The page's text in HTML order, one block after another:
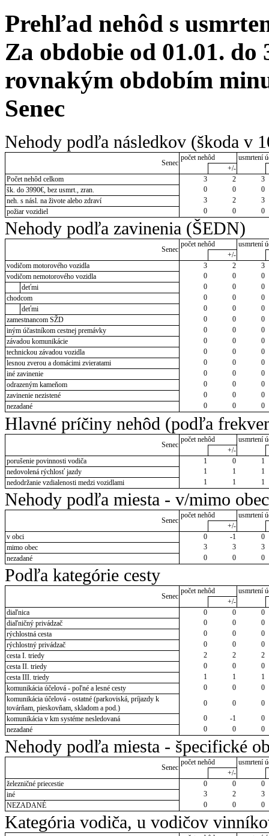
Prehľad nehôd s
Za obdobie od 01.01. do
rovnakým obdobím
Senec
Nehody podľa následkov (škoda v
Senec
počet nehôd
usmrtení
+/-
Počet nehôd celkom
3 2
3
šk. do 3990€, bez usmrt., zran.
0 0
0
neh. s násl. na živote alebo zdraví
3 2
3
požiar vozidiel
0 0 0
Nehody podľa zavinenia (ŠEDN)
Senec
počet nehôd
usmrtení
+/-
vodičom motorového vozidla
3 2
3
vodičom nemotorového vozidla
0 0
0
deťmi
0 0
0
chodcom
0 0
0
deťmi
0 0
0
zamestnancom SŽD
0 0
0
iným účastníkom cestnej premávky
0 0
0
závadou komunikácie
0 0
0
technickou závadou vozidla
0 0
0
lesnou zverou a domácimi zvieratami
0 0
0
iné zavinenie
0 0
0
odrazeným kameňom
0 0
0
zavinenie nezistené
0 0
0
nezadané
0 0 0
Hlavné príčiny nehôd (podľa
Senec
počet nehôd
usmrtení
+/-
porušenie povinnosti vodiča
1 0
1
nedovolená rýchlosť jazdy
1 1
1
nedodržanie vzdialenosti medzi vozidlami
1 1 1
Nehody podľa miesta - v/mimo obec
Senec
počet nehôd
usmrtení
+/-
v obci
0 -1
0
mimo obec
3 3
3
nezadané
0 0 0
Podľa kategórie cesty
Senec
počet nehôd
usmrtení
+/-
diaľnica
0 0
0
diaľničný privádzač
0 0
0
rýchlostná cesta
0 0
0
rýchlostný privádzač
0 0
0
cesta I. triedy
2 2
2
cesta II. triedy
0 0
0
cesta III. triedy
1 1
1
komunikácia účelová - poľné a lesné cesty
0 0
0
komunikácia účelová - ostatné (parkoviská, príjazdy k
továrňam, pieskovňam, skladom a pod.)
0 0
0
komunikácia v km systéme nesledovaná
0 -1
0
nezadané
0 0 0
Nehody podľa miesta - špecifické
Senec
počet nehôd
usmrtení
+/-
železničné priecestie
0 0
0
iné
3 2
3
NEZADANÉ
0 0 0
Kategória vodiča, u vodičov